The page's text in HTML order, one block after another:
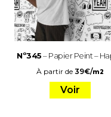
Nº345– Papier Peint –
À partir de39€/m2
Voir